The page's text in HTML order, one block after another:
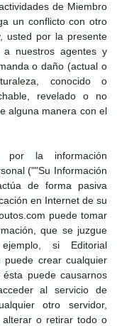
de Miembro
un conflicto con otro
usted por la presente
a nuestros agentes y
o daño (actual o
conocido o
revelado o no
alguna manera con el
la información
(""Su Información
de forma pasiva
en Internet de su
puede tomar
que se juzgue
si Editorial
puede crear cualquier
puede causarnos
al servicio de
otro servidor,
alterar o retirar todo o